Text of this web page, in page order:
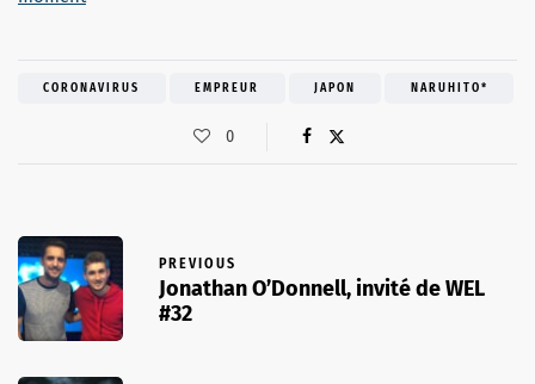
CORONAVIRUS EMPREUR JAPON NARUHITO*
0
PREVIOUS
Jonathan O’Donnell, invité de WEL
#32